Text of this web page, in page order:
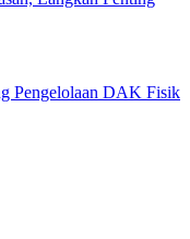
Pengelolaan DAK Fisik